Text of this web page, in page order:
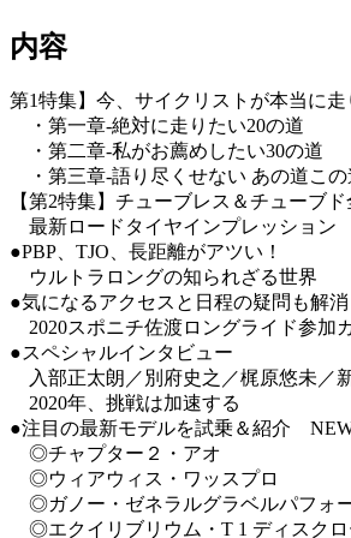
内容
第1特集】今、サイクリストが本当に
・第一章-絶対に走りたい20の道
・第二章-私がお薦めしたい30の道
・第三章-語り尽くせない あの道この
【第2特集】チューブレス＆チューブ
最新ロードタイヤインプレッション
●PBP、TJO、長距離がアツい！
ウルトラロングの知られざる世界
●気になるアクセスと日程の疑問も解消
2020スポニチ佐渡ロングライド参加
●スペシャルインタビュー
入部正太朗／別府史之／梶原悠未／
2020年、挑戦は加速する
●注目の最新モデルを試乗＆紹介
◎チャプター２・アオ
◎ウィアウィス・ワッスプロ
◎ガノー・ゼネラルグラベルパフォ
◎エクイリブリウム・T 1 ディスクロ